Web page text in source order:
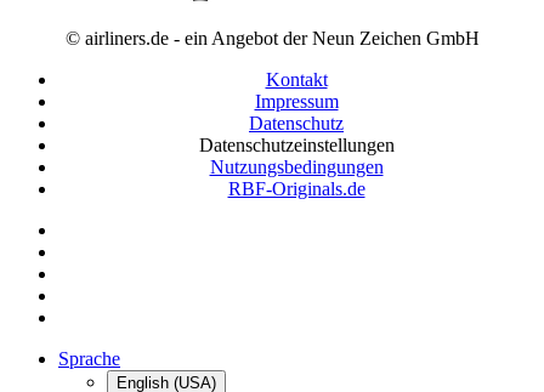
© airliners.de - ein Angebot der Neun Zeichen GmbH
Kontakt
Impressum
Datenschutz
Datenschutzeinstellungen
Nutzungsbedingungen
RBF-Originals.de
Sprache
English (USA)